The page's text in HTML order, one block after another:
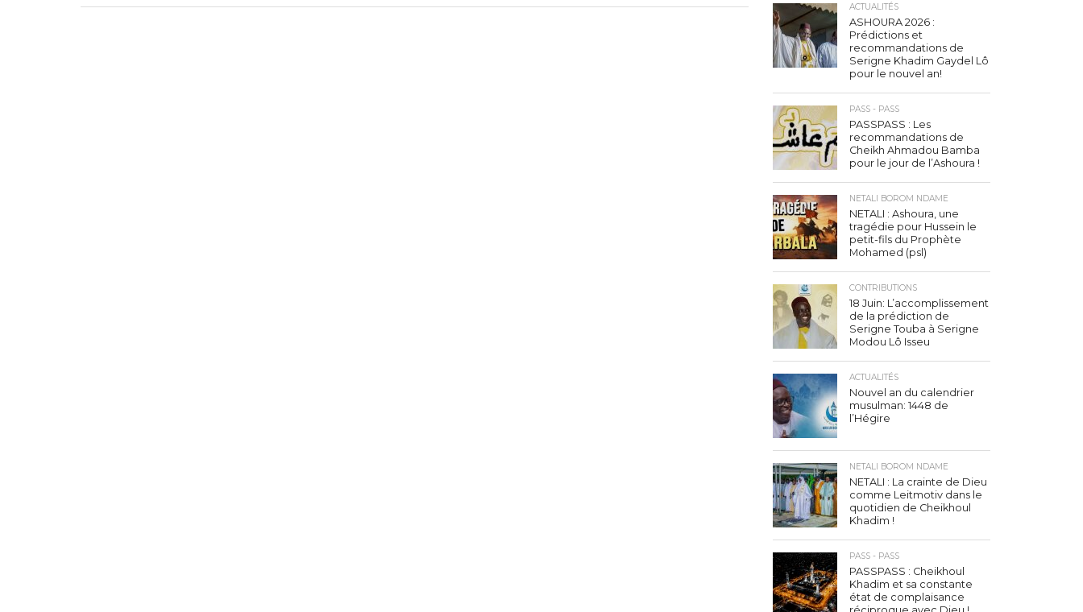
ACTUALITÉS
ASHOURA 2026 :
Prédictions et
recommandations de
Serigne Khadim Gaydel Lô
pour le nouvel an!
PASS - PASS
PASSPASS : Les
recommandations de
Cheikh Ahmadou Bamba
pour le jour de l’Ashoura !
NETALI BOROM NDAME
NETALI : Ashoura, une
tragédie pour Hussein le
petit-fils du Prophète
Mohamed (psl)
CONTRIBUTIONS
18 Juin: L’accomplissement
de la prédiction de
Serigne Touba à Serigne
Modou Lô Isseu
ACTUALITÉS
Nouvel an du calendrier
musulman: 1448 de
l’Hégire
NETALI BOROM NDAME
NETALI : La crainte de Dieu
comme Leitmotiv dans le
quotidien de Cheikhoul
Khadim !
PASS - PASS
PASSPASS : Cheikhoul
Khadim et sa constante
état de complaisance